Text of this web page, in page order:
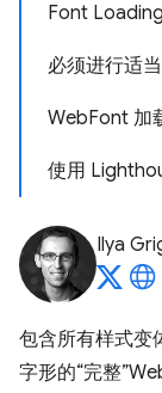
Font
必须进行适
WebFont 加
使用
Ilya
包含所有样式变
字形的“完整